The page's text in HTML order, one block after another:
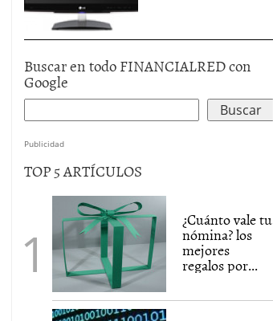
Buscar en todo FINANCIALRED con
Google
Publicidad
TOP 5 ARTÍCULOS
¿Cuánto vale tu
nómina? los
mejores
regalos por...